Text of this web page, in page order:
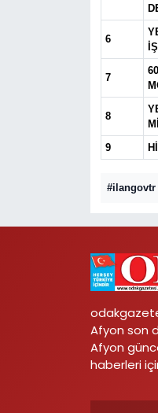
6
7
8
9
#ilangovtr
Afyon son
Afyon
haberleri